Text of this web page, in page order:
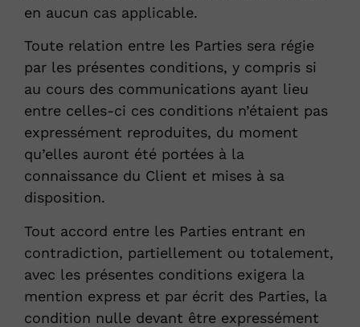
en aucun cas applicable.
Toute relation entre les Parties sera régie
par les présentes conditions, y compris si
au cours des communications ayant lieu
entre celles-ci ces conditions n’étaient pas
expressément reproduites, du moment
qu’elles auront été portées à la
connaissance du Client et mises à sa
disposition.
Tout accord entre les Parties entrant en
contradiction, partiellement ou totalement,
avec les présentes conditions exigera la
mention express et par écrit des Parties, la
condition nulle devant être expressément